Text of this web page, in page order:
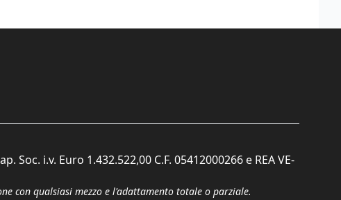
Soc. i.v. Euro 1.432.522,00 C.F. 05412000266 e REA VE-
con qualsiasi mezzo e l'adattamento totale o parziale.